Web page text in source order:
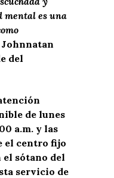
mental es una
del
de lunes
a.m. y las
el centro fijo
el sótano del
servicio de